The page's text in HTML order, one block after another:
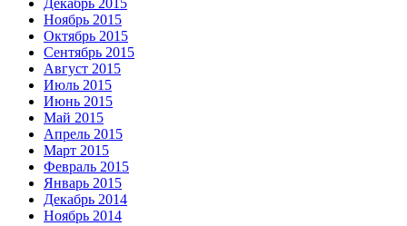
Ноябрь 2015
Октябрь 2015
Сентябрь 2015
Август 2015
Июль 2015
Июнь 2015
Май 2015
Апрель 2015
Март 2015
Февраль 2015
Январь 2015
Декабрь 2014
Ноябрь 2014